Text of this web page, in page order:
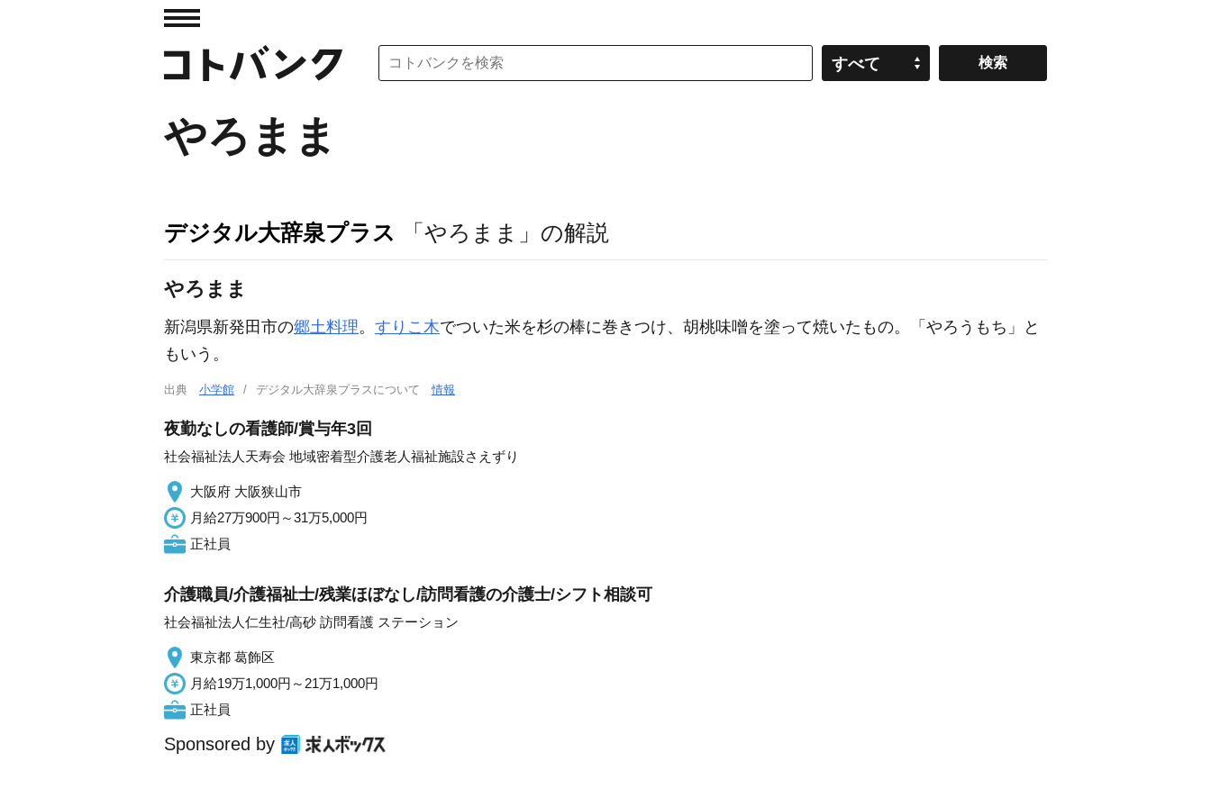
すべて
やろまま
デジタル大辞泉プラス 「やろまま」の解説
やろまま
新潟県新発田市の郷土料理。 すりこ木でついた米を杉の棒に巻きつけ、胡桃味噌を塗って焼いたもの。「やろうもち」と
もいう。
出典 小学館 デジタル大辞泉プラスについて情報
夜勤なしの看護師/賞与年3回
社会福祉法人天寿会 地域密着型介護老人福祉施設さえずり
大阪府 大阪狭山市
月給27万900円～31万5,000円
正社員
介護職員/介護福祉士/残業ほぼなし/訪問看護の介護士/シフト相談可
社会福祉法人仁生社/高砂 訪問看護 ステーション
東京都 葛飾区
月給19万1,000円～21万1,000円
正社員
Sponsored by